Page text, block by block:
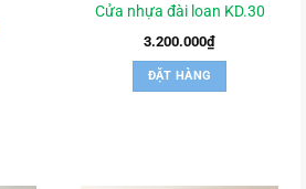
Cửa nhựa đài loan KD.30
3.200.000₫
ĐẶT HÀNG